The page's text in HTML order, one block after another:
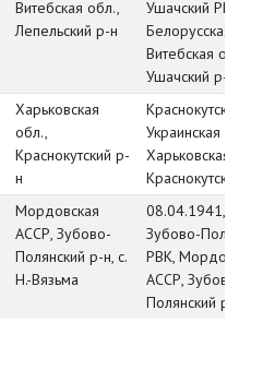
Витебская обл.,
Лепельский р-н
Ушачский РВК,
Белорусская
Витебская обл.,
Ушачский р-н
Харьковская
обл.,
Краснокутский р-
н
Краснокутский
Украинская ССР,
Харьковская
Краснокутский
Мордовская
АССР, Зубово-
Полянский р-н, с.
Н.-Вязьма
08.04.1941,
Зубово-
РВК, Мордовская
АССР, Зубово-
Полянский р-н